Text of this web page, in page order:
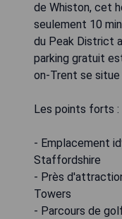
de Whiston, cet
seulement 10
du Peak District
parking gratuit
on-Trent se situe
Les points forts :
- Emplacement
Staffordshire
- Près
Towers
- Parcours de